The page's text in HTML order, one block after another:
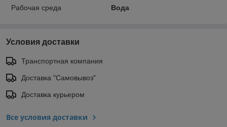
Рабочая среда Вода
Условия доставки
Транспортная компания
Доставка "Самовывоз"
Доставка курьером
Все условия доставки